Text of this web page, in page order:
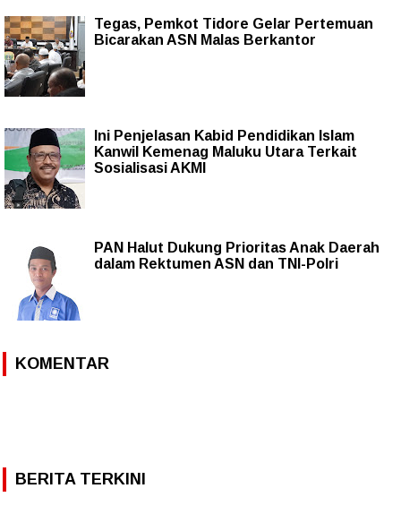
Tegas, Pemkot Tidore Gelar Pertemuan
Bicarakan ASN Malas Berkantor
Ini Penjelasan Kabid Pendidikan Islam
Kanwil Kemenag Maluku Utara Terkait
Sosialisasi AKMI
PAN Halut Dukung Prioritas Anak Daerah
dalam Rektumen ASN dan TNI-Polri
KOMENTAR
BERITA TERKINI